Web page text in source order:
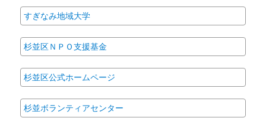
すぎなみ地域大学
杉並区ＮＰＯ支援基金
杉並区公式ホームページ
杉並ボランティアセンター